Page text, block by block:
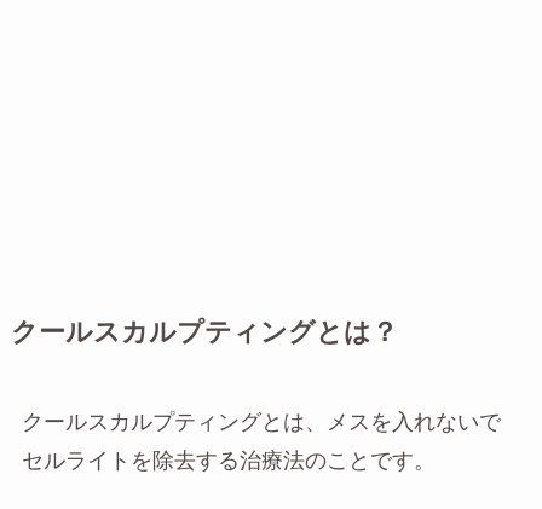
クールスカルプティングとは？
クールスカルプティングとは、メスを入れないで
セルライトを除去する治療法のことです。